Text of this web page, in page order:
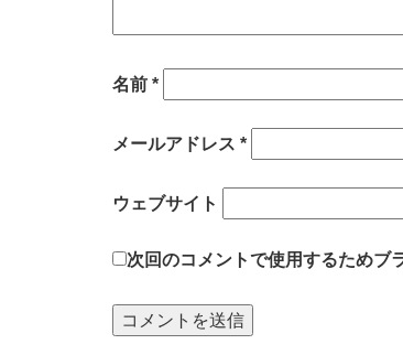
名前 *
メールアドレス *
ウェブサイト
次回のコメントで使用するためブ